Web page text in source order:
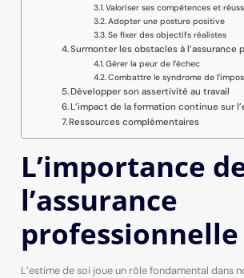
Valoriser ses compétences et
Adopter une posture positive
Se fixer des objectifs réalistes
Surmonter les obstacles à l’assurance
Gérer la peur de l’échec
Combattre le syndrome de
Développer son assertivité au travail
L’impact de la formation continue sur
Ressources complémentaires
L’importance
l’assurance
professionnelle
L’estime de soi joue un rôle fondamental dans